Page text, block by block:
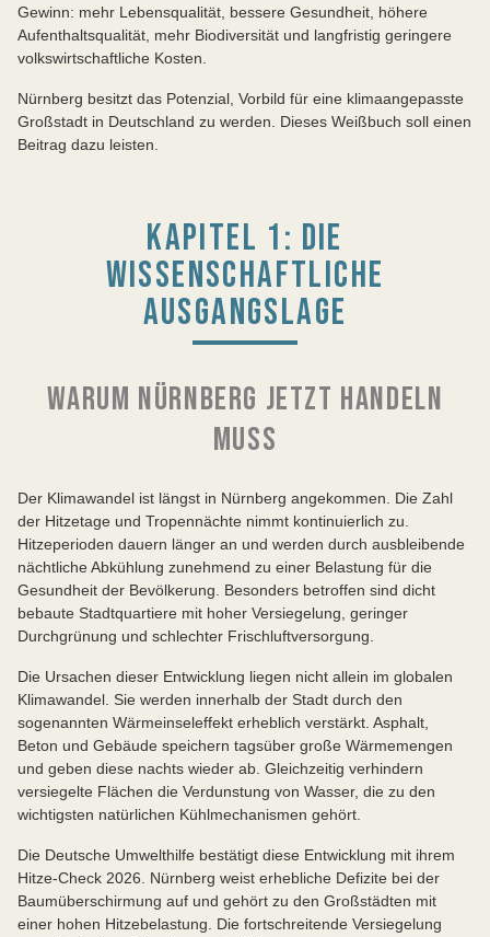
Gewinn: mehr Lebensqualität, bessere Gesundheit, höhere
Aufenthaltsqualität, mehr Biodiversität und langfristig geringere
volkswirtschaftliche Kosten.
Nürnberg besitzt das Potenzial, Vorbild für eine klimaangepasste
Großstadt in Deutschland zu werden. Dieses Weißbuch soll einen
Beitrag dazu leisten.
KAPITEL 1: DIE
WISSENSCHAFTLICHE
AUSGANGSLAGE
WARUM NÜRNBERG JETZT HANDELN
MUSS
Der Klimawandel ist längst in Nürnberg angekommen. Die Zahl
der Hitzetage und Tropennächte nimmt kontinuierlich zu.
Hitzeperioden dauern länger an und werden durch ausbleibende
nächtliche Abkühlung zunehmend zu einer Belastung für die
Gesundheit der Bevölkerung. Besonders betroffen sind dicht
bebaute Stadtquartiere mit hoher Versiegelung, geringer
Durchgrünung und schlechter Frischluftversorgung.
Die Ursachen dieser Entwicklung liegen nicht allein im globalen
Klimawandel. Sie werden innerhalb der Stadt durch den
sogenannten Wärmeinseleffekt erheblich verstärkt. Asphalt,
Beton und Gebäude speichern tagsüber große Wärmemengen
und geben diese nachts wieder ab. Gleichzeitig verhindern
versiegelte Flächen die Verdunstung von Wasser, die zu den
wichtigsten natürlichen Kühlmechanismen gehört.
Die Deutsche Umwelthilfe bestätigt diese Entwicklung mit ihrem
Hitze-Check 2026. Nürnberg weist erhebliche Defizite bei der
Baumüberschirmung auf und gehört zu den Großstädten mit
einer hohen Hitzebelastung. Die fortschreitende Versiegelung